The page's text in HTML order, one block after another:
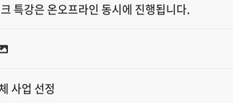
특강은 온오프라인 동시에 진행됩니다.
사업 선정